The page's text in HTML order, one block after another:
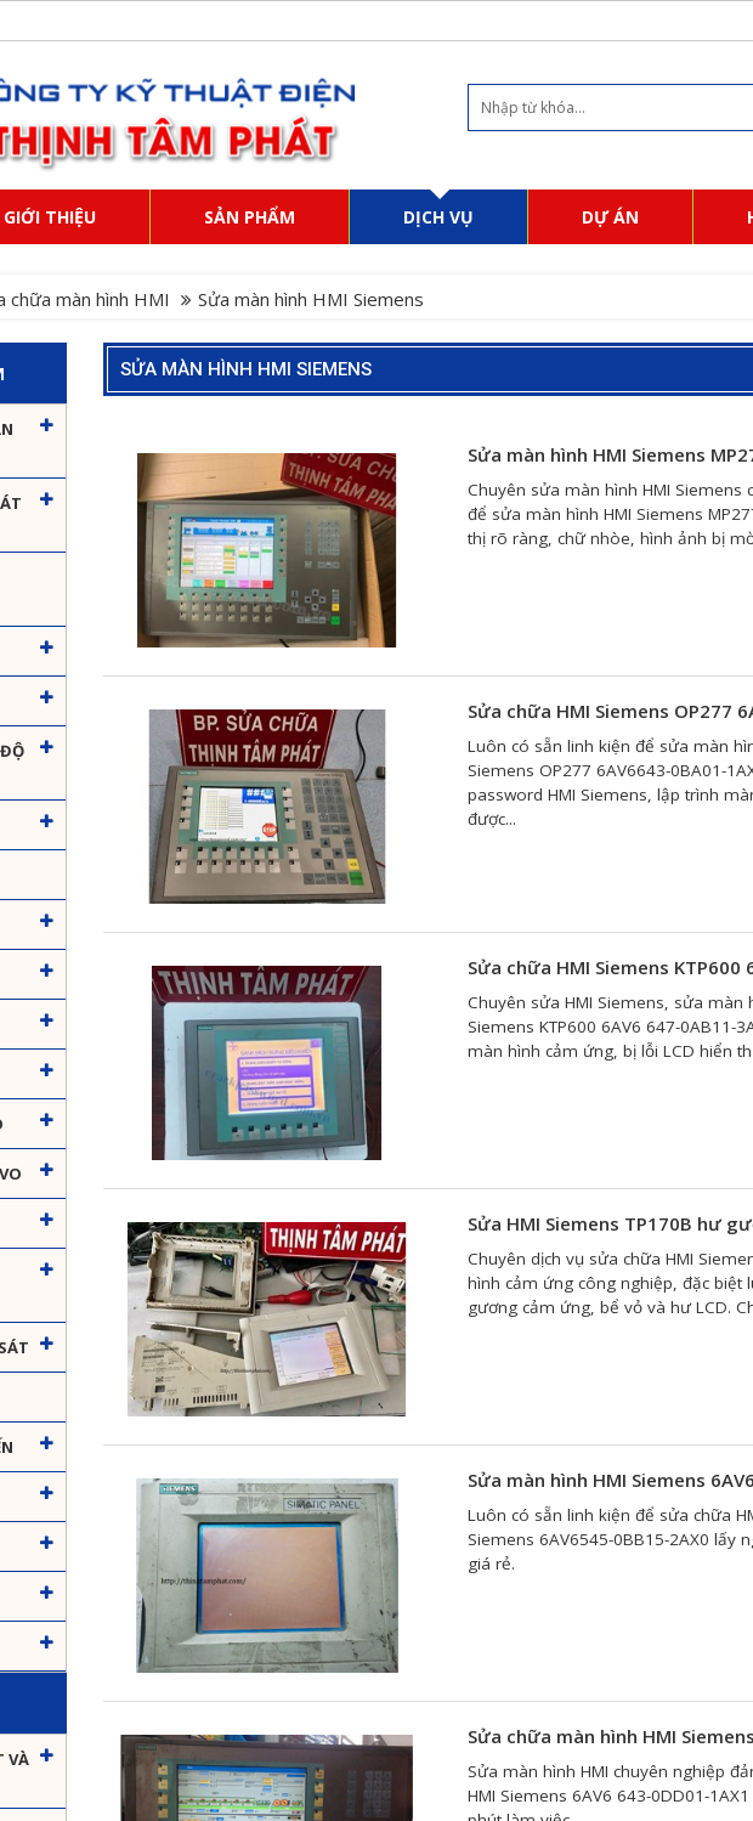
GIỚI THIỆU SẢN PHẨM DỊCH VỤ DỰ ÁN
chữa màn hình HMI Sửa màn hình HMI Siemens
VÀ
SỬA MÀN HÌNH HMI SIEMENS
Sửa màn hình HMI Siemens
Chuyên sửa màn hình HMI Siemens
để sửa màn hình HMI Siemens
thị rõ ràng, chữ nhòe, hình ảnh bị
Sửa chữa HMI Siemens OP277
Luôn có sẵn linh kiện để sửa màn
Siemens OP277 6AV6643-0BA01-
password HMI Siemens, lập trình
được...
Sửa chữa HMI Siemens KTP600
Chuyên sửa HMI Siemens, sửa
Siemens KTP600 6AV6 647-0AB11-
màn hình cảm ứng, bị lỗi LCD hiển
Sửa HMI Siemens TP170B hư
Chuyên dịch vụ sửa chữa HMI
hình cảm ứng công nghiệp, đặc biệt
gương cảm ứng, bể vỏ và hư LCD.
Sửa màn hình HMI Siemens
Luôn có sẵn linh kiện để sửa chữa
Siemens 6AV6545-0BB15-2AX0
giá rẻ.
Sửa chữa màn hình HMI
Sửa màn hình HMI chuyên nghiệp
HMI Siemens 6AV6 643-0DD01-